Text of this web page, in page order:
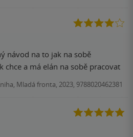
návod na to jak na sobě
chce a má elán na sobě pracovat
Mladá fronta, 2023, 9788020462381